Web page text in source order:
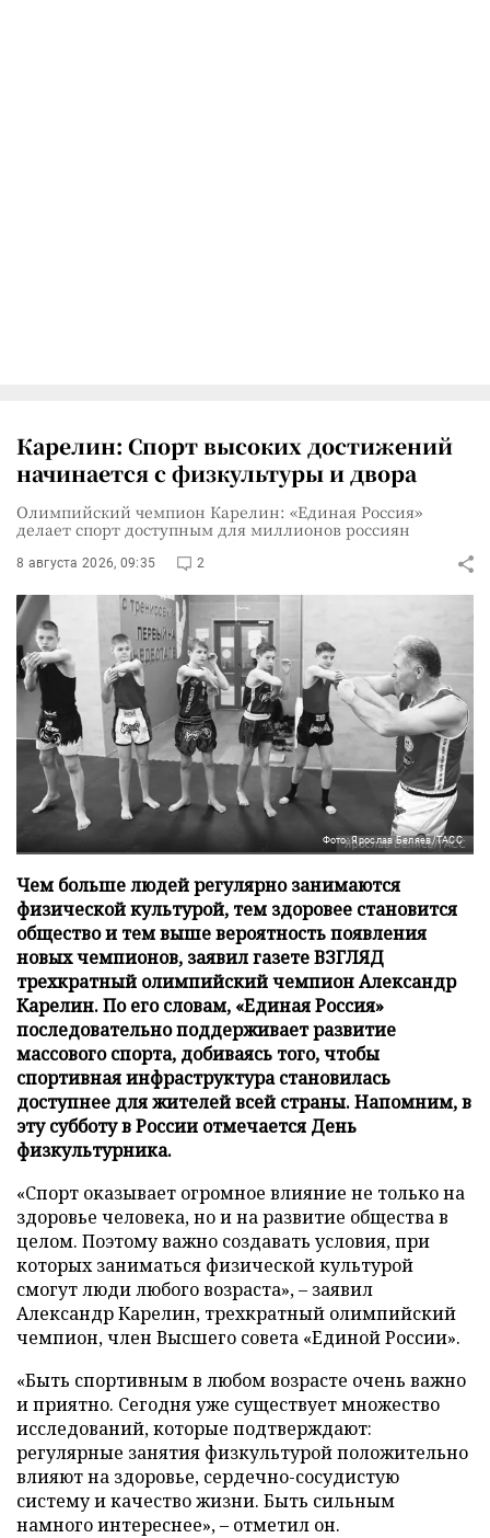
Карелин: Спорт высоких достижений
начинается с физкультуры и двора
Олимпийский чемпион Карелин: «Единая Россия»
делает спорт доступным для миллионов россиян
8 августа 2026, 09:35 2
Фото: Ярослав Беляев/ТАСС
Чем больше людей регулярно занимаются
физической культурой, тем здоровее становится
общество и тем выше вероятность появления
новых чемпионов, заявил газете ВЗГЛЯД
трехкратный олимпийский чемпион Александр
Карелин. По его словам, «Единая Россия»
последовательно поддерживает развитие
массового спорта, добиваясь того, чтобы
спортивная инфраструктура становилась
доступнее для жителей всей страны. Напомним, в
эту субботу в России отмечается День
физкультурника.
«Спорт оказывает огромное влияние не только на
здоровье человека, но и на развитие общества в
целом. Поэтому важно создавать условия, при
которых заниматься физической культурой
смогут люди любого возраста», – заявил
Александр Карелин, трехкратный олимпийский
чемпион, член Высшего совета «Единой России».
«Быть спортивным в любом возрасте очень важно
и приятно. Сегодня уже существует множество
исследований, которые подтверждают:
регулярные занятия физкультурой положительно
влияют на здоровье, сердечно-сосудистую
систему и качество жизни. Быть сильным
намного интереснее», – отметил он.